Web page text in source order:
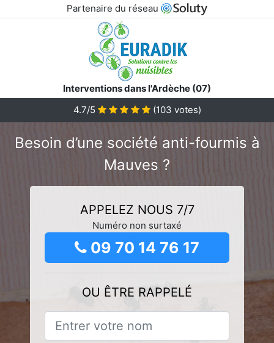
Partenaire du réseau
Interventions dans l'Ardèche (07)
4.7/5
(103 votes)
Besoin d’une société anti-fourmis à
Mauves ?
APPELEZ NOUS 7/7
Numéro non surtaxé
09 70 14 76 17
OU ÊTRE RAPPELÉ